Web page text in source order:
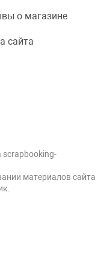
о магазине
сайта
scrapbooking-
материалов сайта